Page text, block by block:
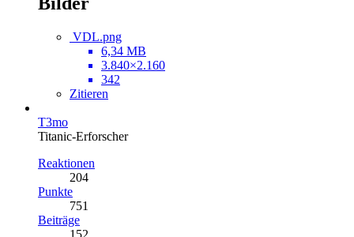
VDL.png
6,34 MB
3.840×2.160
342
Zitieren
T3mo
Titanic-Erforscher
Reaktionen
204
Punkte
751
Beiträge
152